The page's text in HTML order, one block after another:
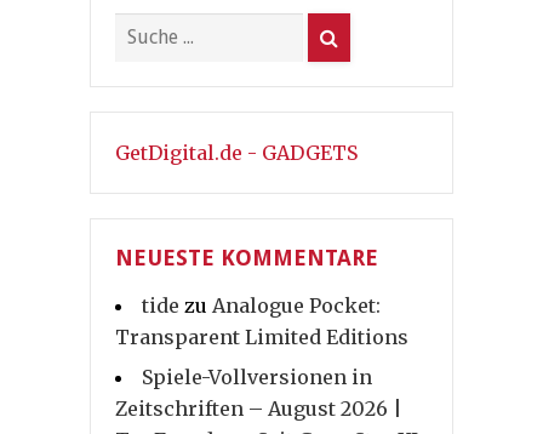
GetDigital.de - GADGETS
NEUESTE KOMMENTARE
tide zu Analogue Pocket:
Transparent Limited Editions
Spiele-Vollversionen in
Zeitschriften – August 2026 |